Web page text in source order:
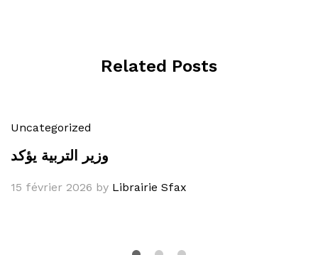
Related Posts
Uncategorized
وزير التربية يؤكد
15 février 2026 by Librairie Sfax